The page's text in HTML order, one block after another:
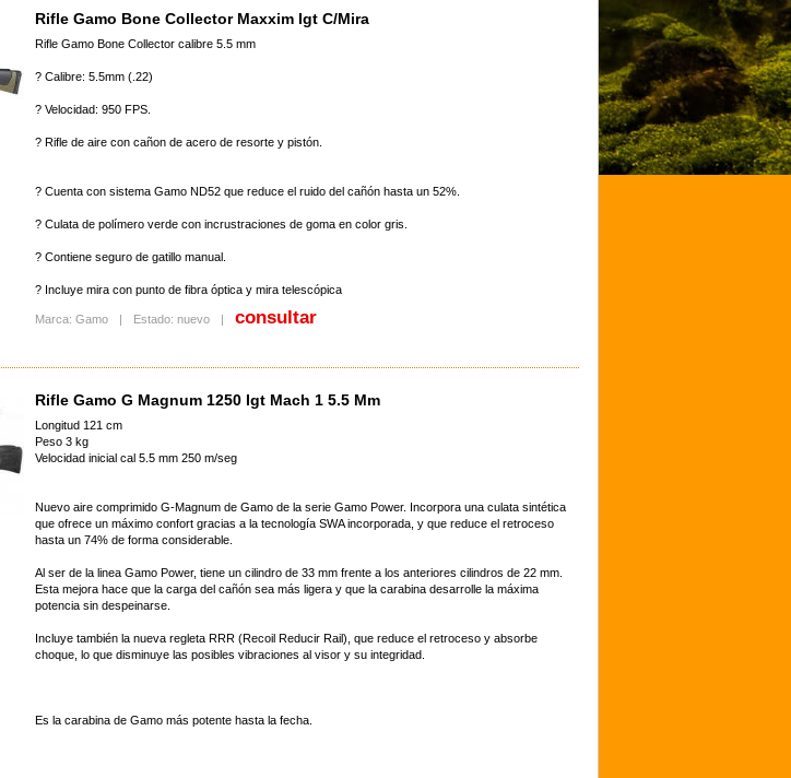
Rifle Gamo Bone Collector Maxxim Igt C/Mira
Rifle Gamo Bone Collector calibre 5.5 mm
? Calibre: 5.5mm (.22)
? Velocidad: 950 FPS.
? Rifle de aire con cañon de acero de resorte y pistón.
? Cuenta con sistema Gamo ND52 que reduce el ruido del cañón hasta un 52%.
? Culata de polímero verde con incrustraciones de goma en color gris.
? Contiene seguro de gatillo manual.
? Incluye mira con punto de fibra óptica y mira telescópica
Marca: Gamo | Estado: nuevo | consultar
Rifle Gamo G Magnum 1250 Igt Mach 1 5.5 Mm
Longitud 121 cm
Peso 3 kg
Velocidad inicial cal 5.5 mm 250 m/seg
Nuevo aire comprimido G-Magnum de Gamo de la serie Gamo Power. Incorpora una culata sintética
que ofrece un máximo confort gracias a la tecnología SWA incorporada, y que reduce el retroceso
hasta un 74% de forma considerable.
Al ser de la linea Gamo Power, tiene un cilindro de 33 mm frente a los anteriores cilindros de 22 mm.
Esta mejora hace que la carga del cañón sea más ligera y que la carabina desarrolle la máxima
potencia sin despeinarse.
Incluye también la nueva regleta RRR (Recoil Reducir Rail), que reduce el retroceso y absorbe
choque, lo que disminuye las posibles vibraciones al visor y su integridad.
Es la carabina de Gamo más potente hasta la fecha.